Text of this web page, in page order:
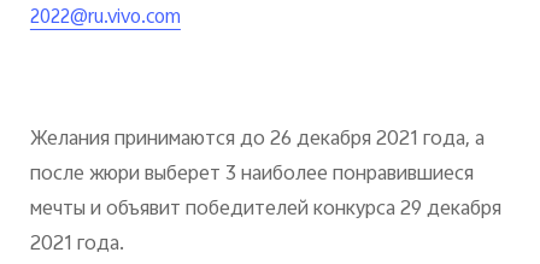
2022@ru.vivo.com
Желания принимаются до 26 декабря 2021 года, а
после жюри выберет 3 наиболее понравившиеся
мечты и объявит победителей конкурса 29 декабря
2021 года.